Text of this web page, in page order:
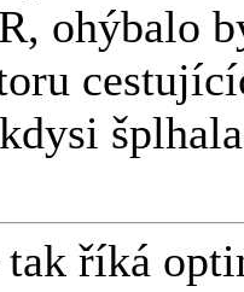
ohýbalo
říká